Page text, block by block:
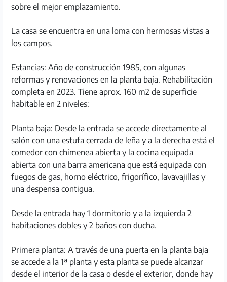
sobre el mejor emplazamiento.
La casa se encuentra en una loma con hermosas vistas a
los campos.
Estancias: Año de construcción 1985, con algunas
reformas y renovaciones en la planta baja. Rehabilitación
completa en 2023. Tiene aprox. 160 m2 de superficie
habitable en 2 niveles:
Planta baja: Desde la entrada se accede directamente al
salón con una estufa cerrada de leña y a la derecha está el
comedor con chimenea abierta y la cocina equipada
abierta con una barra americana que está equipada con
fuegos de gas, horno eléctrico, frigorífico, lavavajillas y
una despensa contigua.
Desde la entrada hay 1 dormitorio y a la izquierda 2
habitaciones dobles y 2 baños con ducha.
Primera planta: A través de una puerta en la planta baja
se accede a la 1ª planta y esta planta se puede alcanzar
desde el interior de la casa o desde el exterior, donde hay